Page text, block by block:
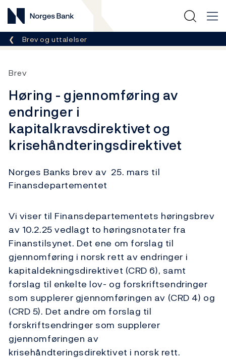
Norges Bank
Her er du nå:
Brev og uttalelser
Brev
Høring - gjennomføring av
endringer i
kapitalkravsdirektivet og
krisehåndteringsdirektivet
Norges Banks brev av 25. mars til
Finansdepartementet
Vi viser til Finansdepartementets høringsbrev
av 10.2.25 vedlagt to høringsnotater fra
Finanstilsynet. Det ene om forslag til
gjennomføring i norsk rett av endringer i
kapitaldekningsdirektivet (CRD 6), samt
forslag til enkelte lov- og forskriftsendringer
som supplerer gjennomføringen av (CRD 4) og
(CRD 5). Det andre om forslag til
forskriftsendringer som supplerer
gjennomføringen av
krisehåndteringsdirektivet i norsk rett.